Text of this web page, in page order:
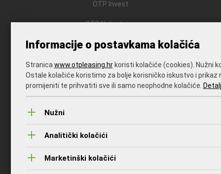
OTP Invest
OTP Nekretnine
HANFA
Informacije o postavkama kolačića
Stranica www.otpleasing.hrkoristi kolačiće (cookies). Nužni
Ostale kolačiće koristimo za bolje korisničko iskustvo i
promijeniti te prihvatiti sve ili samo neophodne kolačiće.
Nužni
Analitički kolačići
Marketinški kolačići